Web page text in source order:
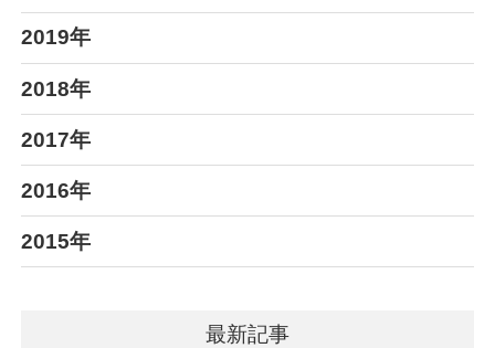
2019年
2018年
2017年
2016年
2015年
最新記事